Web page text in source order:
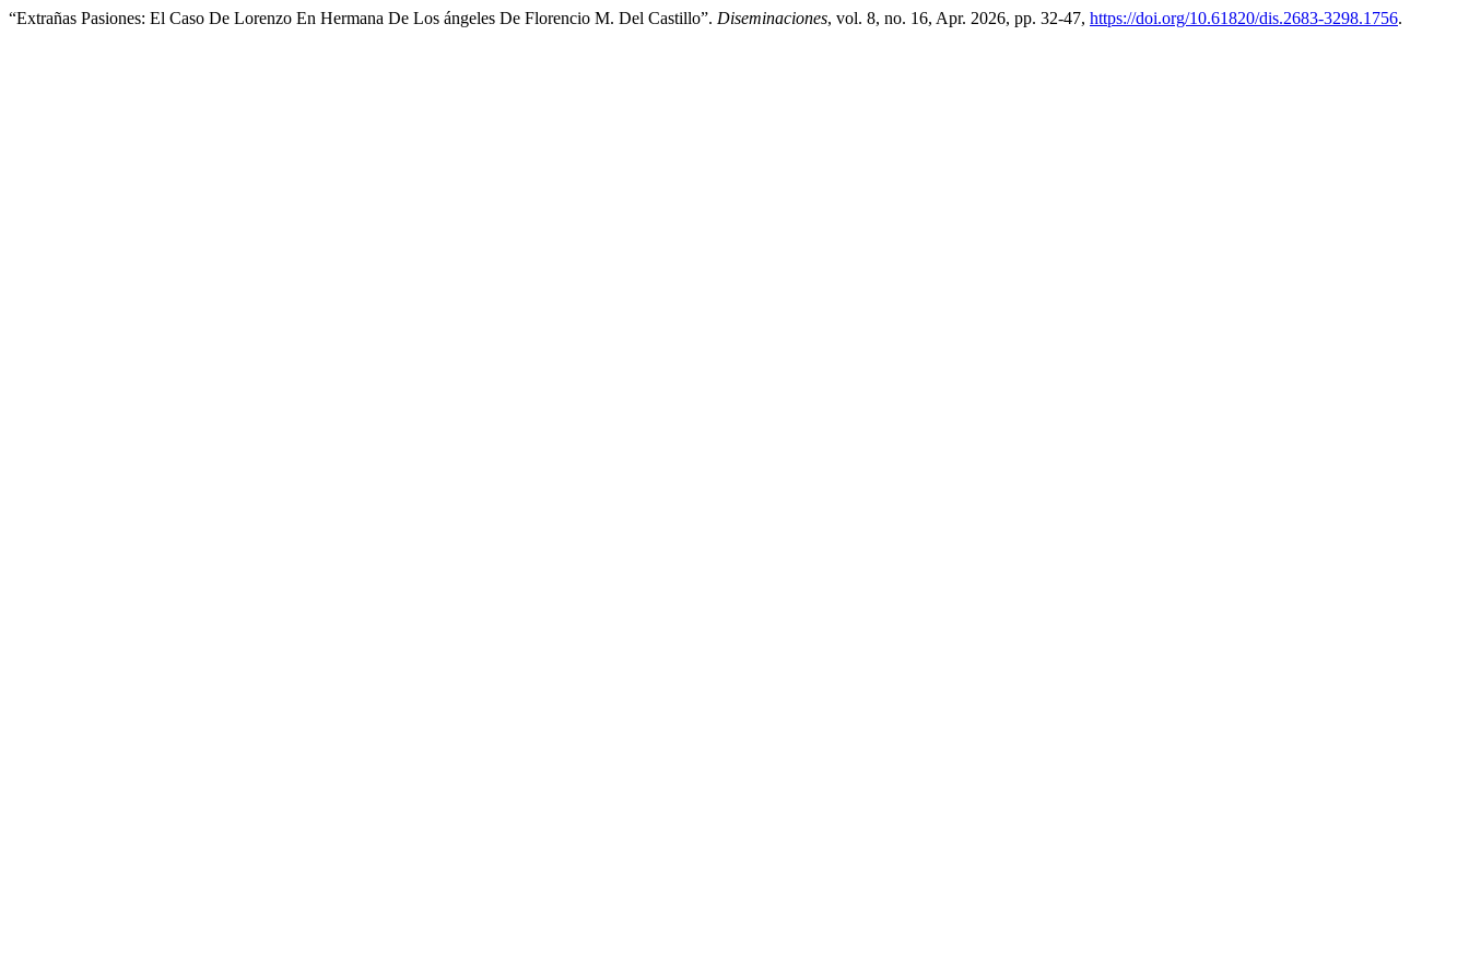
“Extrañas Pasiones: El Caso De Lorenzo En Hermana De Los ángeles De Florencio M. Del Castillo”. Diseminaciones, vol. 8, no. 16, Apr. 2026, pp. 32-47, https://doi.org/10.61820/dis.2683-3298.1756.